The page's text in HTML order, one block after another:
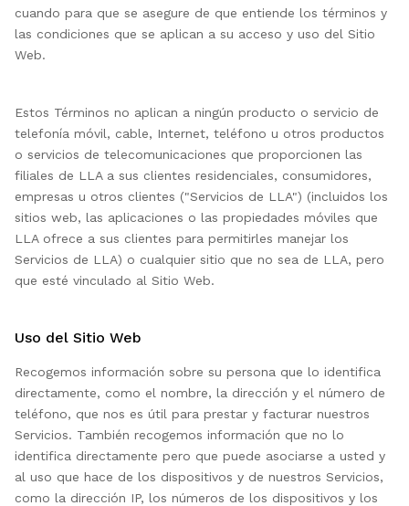
cuando para que se asegure de que entiende los términos y
las condiciones que se aplican a su acceso y uso del Sitio
Web.
Estos Términos no aplican a ningún producto o servicio de
telefonía móvil, cable, Internet, teléfono u otros productos
o servicios de telecomunicaciones que proporcionen las
filiales de LLA a sus clientes residenciales, consumidores,
empresas u otros clientes ("Servicios de LLA") (incluidos los
sitios web, las aplicaciones o las propiedades móviles que
LLA ofrece a sus clientes para permitirles manejar los
Servicios de LLA) o cualquier sitio que no sea de LLA, pero
que esté vinculado al Sitio Web.
Uso del Sitio Web
Recogemos información sobre su persona que lo identifica
directamente, como el nombre, la dirección y el número de
teléfono, que nos es útil para prestar y facturar nuestros
Servicios. También recogemos información que no lo
identifica directamente pero que puede asociarse a usted y
al uso que hace de los dispositivos y de nuestros Servicios,
como la dirección IP, los números de los dispositivos y los